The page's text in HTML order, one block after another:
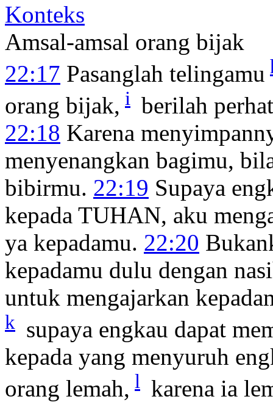
Konteks
Amsal-amsal orang bijak
22:17 Pasanglah telingamu
orang bijak, i berilah
22:18 Karena
menyenangkan bagimu,
bibirmu. 22:19 Supaya
kepada TUHAN, aku
ya kepadamu. 22:20
kepadamu dulu dengan
untuk mengajarkan
k supaya engkau dapat
kepada yang menyuruh
orang lemah, l karena ia